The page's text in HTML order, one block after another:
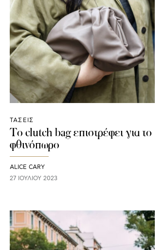
ΤΑΣΕΙΣ
Το clutch bag επιστρέφει για το
φθινόπωρο
ALICE CARY
27 ΙΟΥΛΊΟΥ 2023